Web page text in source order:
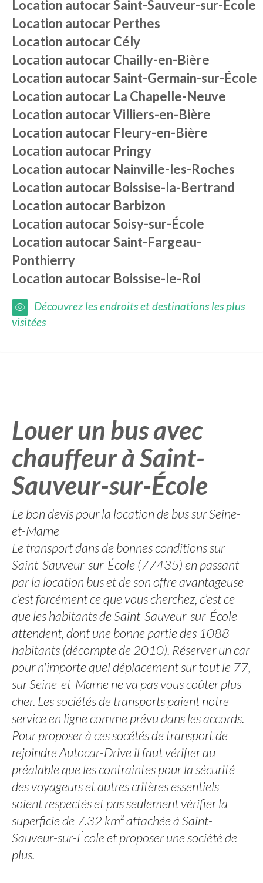
Location autocarSaint-Sauveur-sur-École
Location autocar Perthes
Location autocarCély
Location autocarChailly-en-Bière
Location autocarSaint-Germain-sur-École
Location autocar La Chapelle-Neuve
Location autocarVilliers-en-Bière
Location autocar Fleury-en-Bière
Location autocar Pringy
Location autocar Nainville-les-Roches
Location autocar Boissise-la-Bertrand
Location autocar Barbizon
Location autocarSoisy-sur-École
Location autocarSaint-Fargeau-
Ponthierry
Location autocar Boissise-le-Roi
Découvrez les endroits et destinations les plus
visitées
Louer un bus avec
chauffeur à Saint-
Sauveur-sur-École
Le bon devis pour la location de bus sur Seine-
et-Marne
Le transport dans de bonnes conditions sur
Saint-Sauveur-sur-École (77435) en passant
par la location bus et de son offre avantageuse
c’est forcément ce que vous cherchez, c’est ce
que les habitants de Saint-Sauveur-sur-École
attendent, dont une bonne partie des 1088
habitants (décompte de 2010). Réserver un car
pour n'importe quel déplacement sur tout le 77,
sur Seine-et-Marne ne va pas vous coûter plus
cher. Les sociétés de transports paient notre
service en ligne comme prévu dans les accords.
Pour proposer à ces socétés de transport de
rejoindre Autocar-Drive il faut vérifier au
préalable que les contraintes pour la sécurité
des voyageurs et autres critères essentiels
soient respectés et pas seulement vérifier la
superficie de 7.32 km² attachée à Saint-
Sauveur-sur-École et proposer une société de
plus.